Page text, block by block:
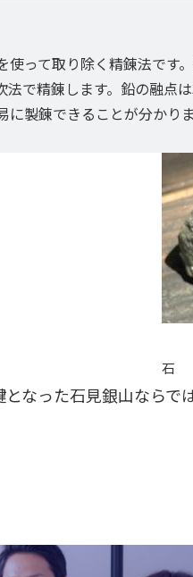
使って取り除く精錬法です
法で精錬します。鉛の融
製錬できることが分かりま
石
なった石見銀山なら